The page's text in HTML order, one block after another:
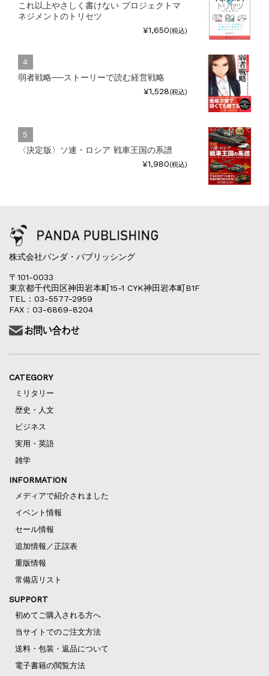
これ以上やさしく書けない プロジェクトマ
ネジメントのトリセツ
¥1,650(税込)
弱者戦略──ストーリーで読む経営戦略
¥1,528(税込)
〈決定版〉ソ連・ロシア 戦車王国の系譜
¥1,980(税込)
株式会社パンダ・パブリッシング
〒101-0033
東京都千代田区神田岩本町15-1 CYK神田岩本町B1F
TEL：03-5577-2959
FAX：03-6869-8204
CATEGORY
ミリタリー
歴史・人文
ビジネス
実用・英語
雑学
INFORMATION
メディアで紹介されました
イベント情報
セール情報
追加情報／正誤表
重版情報
常備店リスト
SUPPORT
初めてご購入される方へ
当サイトでのご注文方法
送料・包装・返品について
電子書籍の閲覧方法